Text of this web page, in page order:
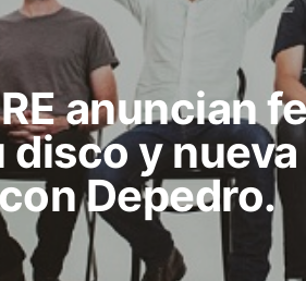
anuncian
disco y nueva
Depedro.